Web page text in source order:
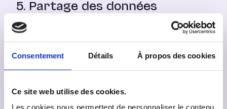
Consentement Détails À propos des cookies
Ce site web utilise des cookies.
5. Partage des données
Les données peuvent être partagées
avec des prestataires techniques,
notamment :
outils d’analyse (ex. Google Analytics)
outils marketing (ex. Meta, Brevo)
hébergement (OVHcloud)